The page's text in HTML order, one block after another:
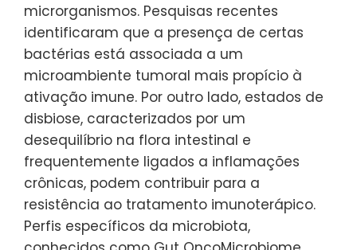
microrganismos. Pesquisas recentes
identificaram que a presença de certas
bactérias está associada a um
microambiente tumoral mais propício à
ativação imune. Por outro lado, estados de
disbiose, caracterizados por um
desequilíbrio na flora intestinal e
frequentemente ligados a inflamações
crônicas, podem contribuir para a
resistência ao tratamento imunoterápico.
Perfis específicos da microbiota,